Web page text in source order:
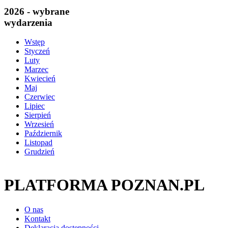
2026 - wybrane
wydarzenia
Wstęp
Styczeń
Luty
Marzec
Kwiecień
Maj
Czerwiec
Lipiec
Sierpień
Wrzesień
Październik
Listopad
Grudzień
PLATFORMA POZNAN.PL
O nas
Kontakt